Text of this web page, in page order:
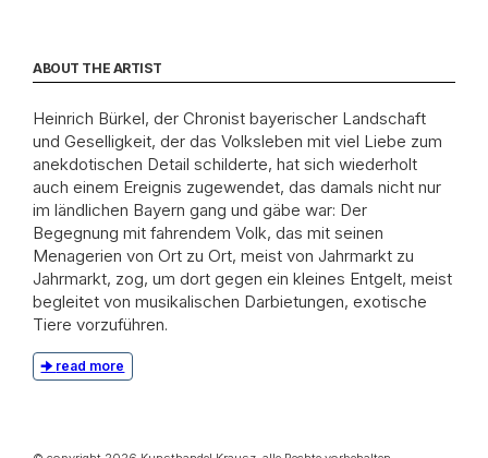
ABOUT THE ARTIST
Heinrich Bürkel, der Chronist bayerischer Landschaft
und Geselligkeit, der das Volksleben mit viel Liebe zum
anekdotischen Detail schilderte, hat sich wiederholt
auch einem Ereignis zugewendet, das damals nicht nur
im ländlichen Bayern gang und gäbe war: Der
Begegnung mit fahrendem Volk, das mit seinen
Menagerien von Ort zu Ort, meist von Jahrmarkt zu
Jahrmarkt, zog, um dort gegen ein kleines Entgelt, meist
begleitet von musikalischen Darbietungen, exotische
Tiere vorzuführen.
read more